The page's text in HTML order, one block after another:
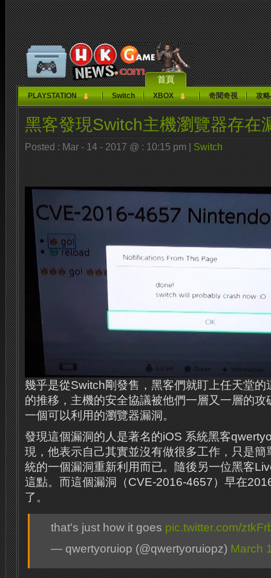
首頁
PLAYSTATION Switch XBOX 奇聞奇視 攻
黑客發現Switch主機瀏覽器存在
Posted : Mar - 14 - 2017 @ : 10:15 pm | Switch
幾乎是從Switch剛發售，黑客們就盯上任天堂的
的推移，主機的安全協議被他們一層又一層的
一個可以利用的瀏覽器漏洞。
發現這個漏洞的人是著名的iOS 系統黑客
現，他表示自己其實並沒有做很多工作，只是
統的一個漏洞重新利用而已。隨後另一位黑客
這點。而這個漏洞（CVE-2016-4657）早在
了。
that's just how it goes pic.twitter.com/
— qwertyoruiop (@qwertyoruiopz) March